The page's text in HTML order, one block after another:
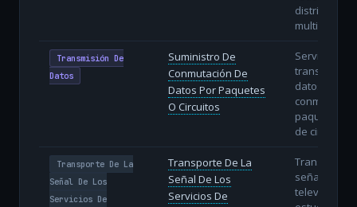
distribución
multimedia.
Transmisión De
Datos
Suministro De
Conmutación De
Datos Por Paquetes
O Circuitos
Servicios de
transporte
datos
paquetes
de circuitos.
Transporte De La
Señal De Los
Servicios De
Transporte De La
Señal De Los
Servicios De
Transporte
señal de
televisión